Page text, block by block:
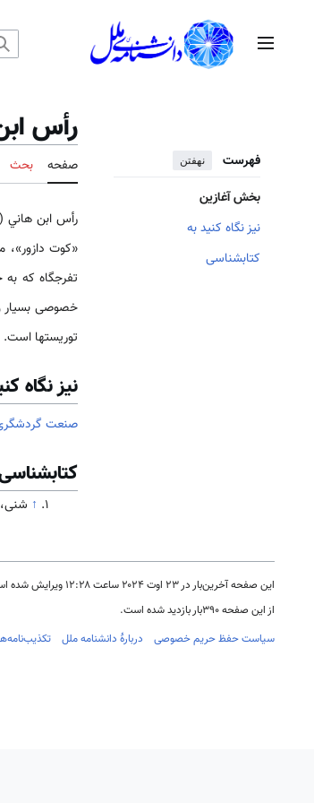
منوی اصلی
فهرست نهفتن
بخش آغازین
نیز نگاه کنید به
کتابشناسی
رأس
صفحه بحث
رأس ابن هاني (
«کوت دازور»،
تفرجگاه که
خصوصی بسیار
توریست­ها است.
نیز نگاه
صنعت
↑ شنی، کریم (۱۴۰۰). فرهنگ و تاریخ
این صفحه آخرین‌بار در ‏۲۳ اوت ۲۰۲۴ ساعت ‏۱۲:۲۸ ویرایش شده است.
از این صفحه ۳۹۰بار بازدید شده است.
سیاست حفظ حریم خصوصی
دربارهٔ دانشنامه ملل